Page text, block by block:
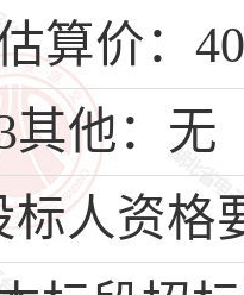
算价：
他：无
标人资格